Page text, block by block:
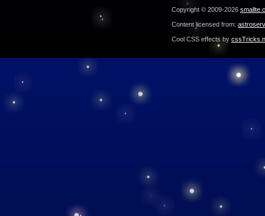
Copyright © 2009-2026
Content licensed from:
Cool CSS effects by